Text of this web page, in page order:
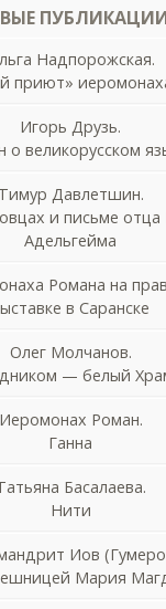
Надпорожская.
приют»
Игорь Друзь.
о великорусском
Тимур Давлетшин.
и письме отца
Адельгейма
Романа на
в Саранске
Олег Молчанов.
— белый
Иеромонах Роман.
Ганна
Басалаева.
Нити
Иов
Мария